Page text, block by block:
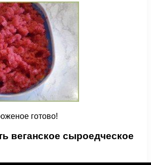
готово!
веганское сыроедческое